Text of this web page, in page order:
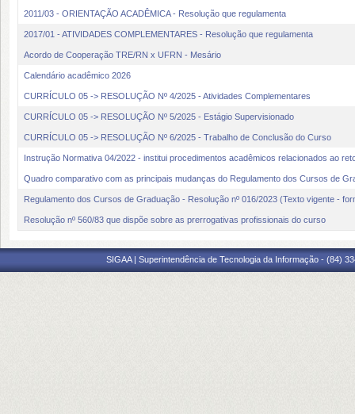
2011/03 - ORIENTAÇÃO ACADÊMICA - Resolução que regulamenta
2017/01 - ATIVIDADES COMPLEMENTARES - Resolução que regulamenta
Acordo de Cooperação TRE/RN x UFRN - Mesário
Calendário acadêmico 2026
CURRÍCULO 05 -> RESOLUÇÃO Nº 4/2025 - Atividades Complementares
CURRÍCULO 05 -> RESOLUÇÃO Nº 5/2025 - Estágio Supervisionado
CURRÍCULO 05 -> RESOLUÇÃO Nº 6/2025 - Trabalho de Conclusão do Curso
Instrução Normativa 04/2022 - institui procedimentos acadêmicos relacionados ao
Quadro comparativo com as principais mudanças do Regulamento dos Cursos de
Regulamento dos Cursos de Graduação - Resolução nº 016/2023 (Texto vigente -
Resolução nº 560/83 que dispõe sobre as prerrogativas profissionais do curso
SIGAA | Superintendência de Tecnologia da Informação - (84)